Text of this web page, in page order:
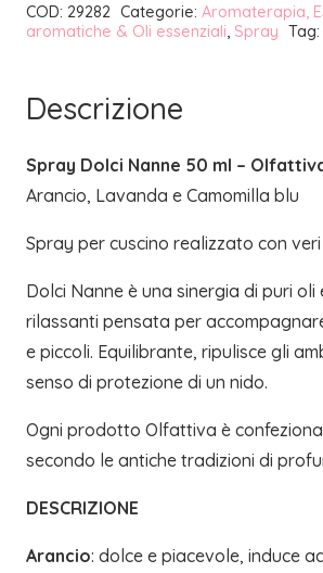
COD: 29282 Categorie: Aromaterapia,
aromatiche & Oli essenziali Spray Tag:
Descrizione
Spray Dolci Nanne 50 ml –
Arancio, Lavanda e Camomilla blu
Spray per cuscino realizzato con
Dolci Nanne è una sinergia di puri oli
rilassanti pensata per
e piccoli. Equilibrante, ripulisce gli
senso di protezione di un nido.
Ogni prodotto Olfattiva è
secondo le antiche tradizioni di
DESCRIZIONE
Arancio: dolce e piacevole, induce